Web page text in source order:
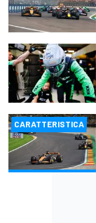
CARATTERISTICA